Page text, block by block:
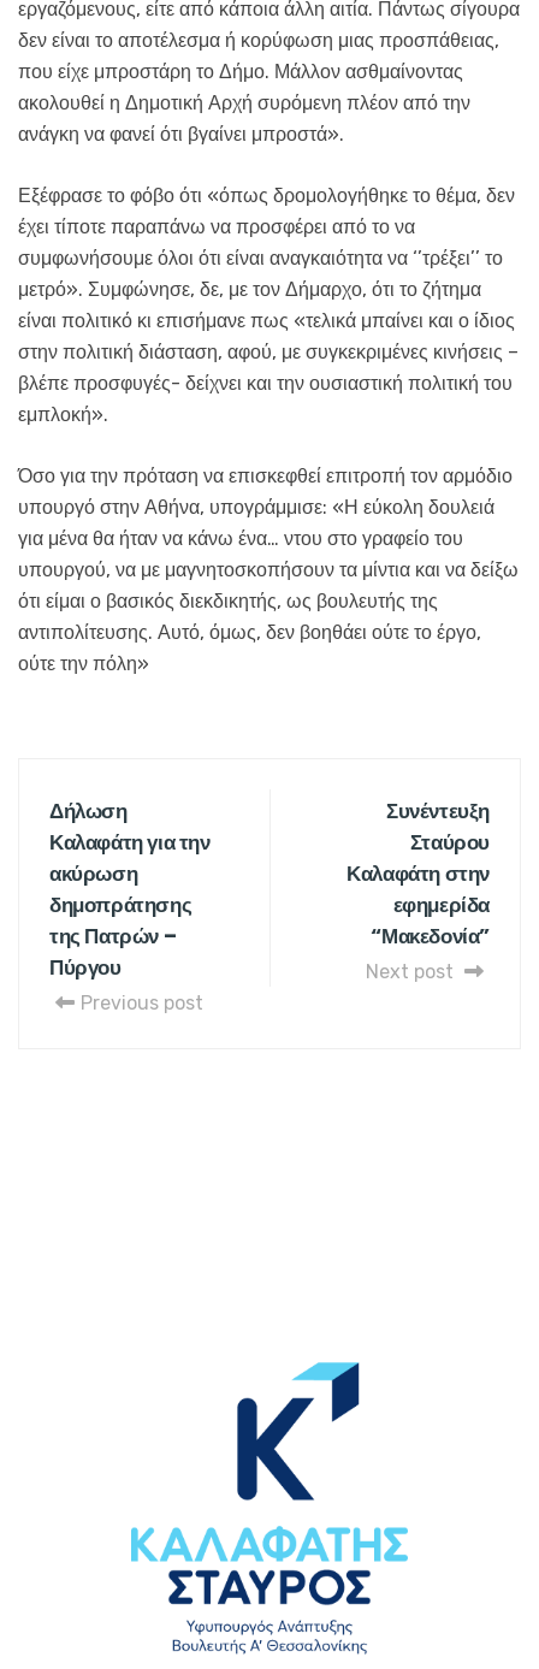
εργαζόμενους, είτε από κάποια άλλη αιτία. Πάντως σίγουρα
δεν είναι το αποτέλεσμα ή κορύφωση μιας προσπάθειας,
που είχε μπροστάρη το Δήμο. Μάλλον ασθμαίνοντας
ακολουθεί η Δημοτική Αρχή συρόμενη πλέον από την
ανάγκη να φανεί ότι βγαίνει μπροστά».
Εξέφρασε το φόβο ότι «όπως δρομολογήθηκε το θέμα, δεν
έχει τίποτε παραπάνω να προσφέρει από το να
συμφωνήσουμε όλοι ότι είναι αναγκαιότητα να ‘’τρέξει’’ το
μετρό». Συμφώνησε, δε, με τον Δήμαρχο, ότι το ζήτημα
είναι πολιτικό κι επισήμανε πως «τελικά μπαίνει και ο ίδιος
στην πολιτική διάσταση, αφού, με συγκεκριμένες κινήσεις –
βλέπε προσφυγές- δείχνει και την ουσιαστική πολιτική του
εμπλοκή».
Όσο για την πρόταση να επισκεφθεί επιτροπή τον αρμόδιο
υπουργό στην Αθήνα, υπογράμμισε: «Η εύκολη δουλειά
για μένα θα ήταν να κάνω ένα… ντου στο γραφείο του
υπουργού, να με μαγνητοσκοπήσουν τα μίντια και να δείξω
ότι είμαι ο βασικός διεκδικητής, ως βουλευτής της
αντιπολίτευσης. Αυτό, όμως, δεν βοηθάει ούτε το έργο,
ούτε την πόλη»
Δήλωση
Καλαφάτη για την
ακύρωση
δημοπράτησης
της Πατρών –
Πύργου
Previous post
Συνέντευξη
Σταύρου
Καλαφάτη στην
εφημερίδα
“Μακεδονία”
Next post